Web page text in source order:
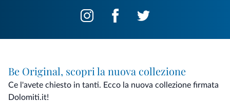
Be Original, scopri la nuova collezione
Ce l'avete chiesto in tanti. Ecco la nuova collezione firmata
Dolomiti.it!